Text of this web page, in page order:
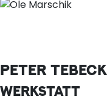
PETER TEBECK
WERKSTATT